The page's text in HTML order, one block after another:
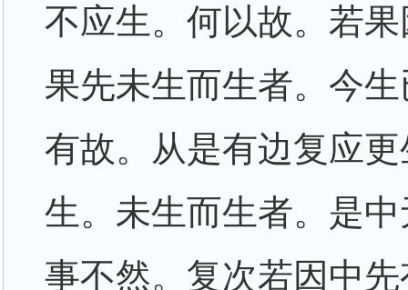
不应生。何以故。若
果先未生而生者。今
有故。从是有边复应
生。未生而生者。是
事不然。复次若因中